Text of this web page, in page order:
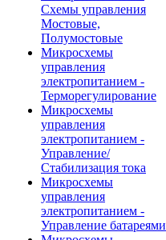
Схемы управления
Мостовые,
Полумостовые
Микросхемы
управления
электропитанием -
Терморегулирование
Микросхемы
управления
электропитанием -
Управление/
Стабилизация тока
Микросхемы
управления
электропитанием -
Управление батареями